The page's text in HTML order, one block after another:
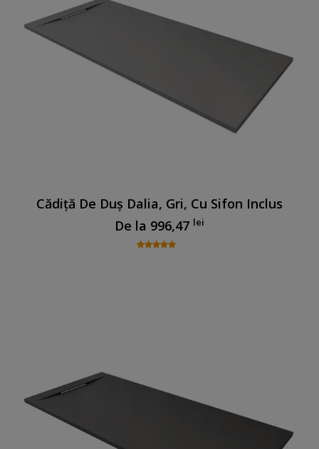
Cădiță De Duș Dalia, Gri, Cu Sifon Inclus
De la 996,47 lei